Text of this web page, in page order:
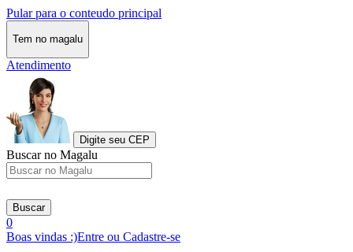
Pular para o conteudo principal
Tem no magalu
Atendimento
Digite seu CEP
Buscar no Magalu
Buscar
0
Boas vindas :)Entre ou Cadastre-se